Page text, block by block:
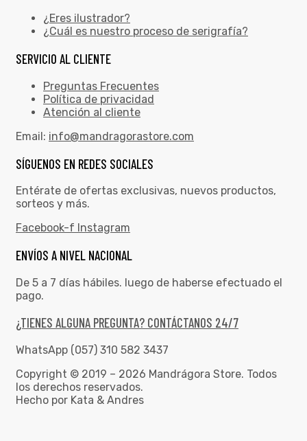
¿Eres ilustrador?
¿Cuál es nuestro proceso de serigrafía?
SERVICIO AL CLIENTE
Preguntas Frecuentes
Política de privacidad
Atención al cliente
Email: info@mandragorastore.com
SÍGUENOS EN REDES SOCIALES
Entérate de ofertas exclusivas, nuevos productos,
sorteos y más.
Facebook-f Instagram
ENVÍOS A NIVEL NACIONAL
De 5 a 7 días hábiles. luego de haberse efectuado el
pago.
¿TIENES ALGUNA PREGUNTA? CONTÁCTANOS 24/7
WhatsApp (057) 310 582 3437
Copyright © 2019 – 2026 Mandrágora Store. Todos
los derechos reservados.
Hecho por Kata & Andres